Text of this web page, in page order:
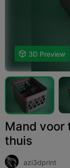
 3D Preview
Mand voor
thuis
azi3dprint